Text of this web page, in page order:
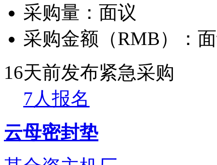
采购量： 面议
采购金额（RMB）：
16天前发布紧急采购
7人报名
云母密封垫